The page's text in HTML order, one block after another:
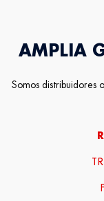
AMPLIA
Somos distribuidores